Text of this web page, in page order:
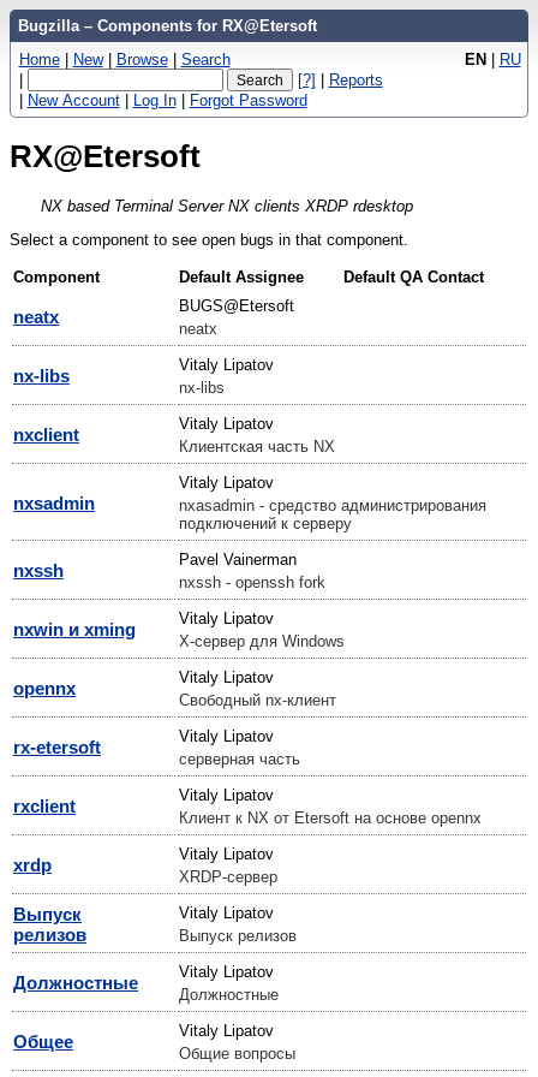
Bugzilla – Components for RX@Etersoft
EN | RU
Home | New | Browse | Search
|
[?] | Reports
| New Account | Log In | Forgot Password
RX@Etersoft
NX based Terminal Server NX clients XRDP rdesktop
Select a component to see open bugs in that component.
Component Default Assignee Default QA Contact
neatx
BUGS@Etersoft
neatx
nx-libs
Vitaly Lipatov
nx-libs
nxclient
Vitaly Lipatov
Клиентская часть NX
nxsadmin
Vitaly Lipatov
nxasadmin - средство администрирования
подключений к серверу
nxssh
Pavel Vainerman
nxssh - openssh fork
nxwin и xming
Vitaly Lipatov
X-сервер для Windows
opennx
Vitaly Lipatov
Свободный nx-клиент
rx-etersoft
Vitaly Lipatov
серверная часть
rxclient
Vitaly Lipatov
Клиент к NX от Etersoft на основе opennx
xrdp
Vitaly Lipatov
XRDP-сервер
Выпуск
релизов
Vitaly Lipatov
Выпуск релизов
Должностные
Vitaly Lipatov
Должностные
Общее
Vitaly Lipatov
Общие вопросы